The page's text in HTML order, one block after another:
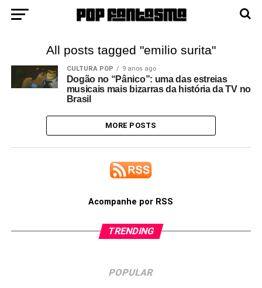
All posts tagged "emilio surita"
CULTURA POP 9 anos ago
Dogão no “Pânico”: uma das estreias
musicais mais bizarras da história da TV no
Brasil
MORE POSTS
Acompanhe por RSS
TRENDING
POPULAR